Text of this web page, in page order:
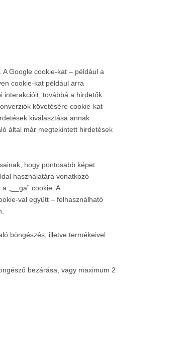
Google cookie-kat – például a
cookie-kat például arra
interakcióit, továbbá a hirdetők
követésére cookie-kat
kiválasztása annak
által már megtekintett hirdetések
hogy pontosabb képet
használatára vonatkozó
„__ga” cookie. A
val együtt – felhasználható
böngészés, illetve termékeivel
bezárása, vagy maximum 2